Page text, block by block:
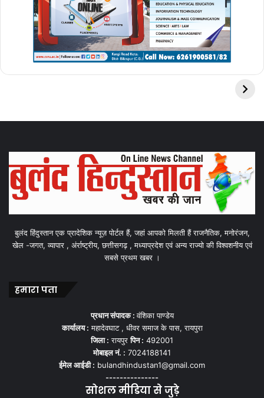
बुलंद हिंदुस्तान एक प्रादेशिक न्यूज़ पोर्टल हैं, जहां आपको मिलती हैं राजनैतिक, मनोरंजन,
खेल -जगत, व्यापार , अंर्राष्ट्रीय, छत्तीसगढ़ , मध्याप्रदेश एवं अन्य राज्यो की विश्वशनीय एवं
सबसे प्रथम खबर ।
हमारा पता
प्रधान संपादक :वंशिका पाण्डेय
कार्यालय : महादेवघाट , धीवर समाज के पास, रायपुरा
जिला : रायपुरपिन : 492001
मोबाइल नं. : 7024188141
ईमेल आईडी : bulandhindustan1@gmail.com
---------------
सोशल मीडिया से जुड़े